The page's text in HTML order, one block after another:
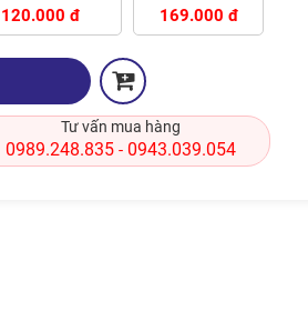
120.000 đ
169.000 đ
Tư vấn mua hàng
0989.248.835 - 0943.039.054